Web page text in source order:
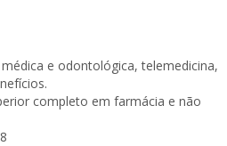
e odontológica, telemedicina,
completo em farmácia e não